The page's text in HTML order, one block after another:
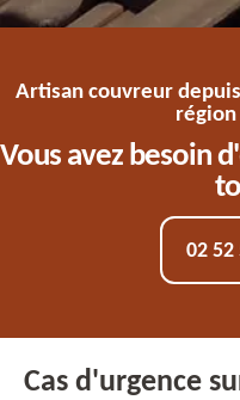
Artisan couvreur
région
Vous avez besoin
02 52
Cas d'urgence